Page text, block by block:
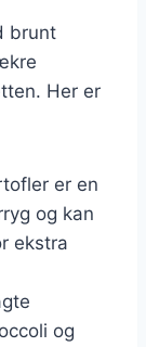
brunt
Her er
er en
og kan
ekstra
og